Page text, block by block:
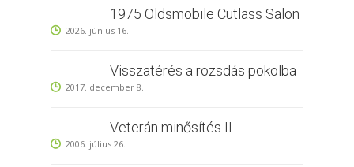
1975 Oldsmobile Cutlass Salon
2026. június 16.
Visszatérés a rozsdás pokolba
2017. december 8.
Veterán minősítés II.
2006. július 26.